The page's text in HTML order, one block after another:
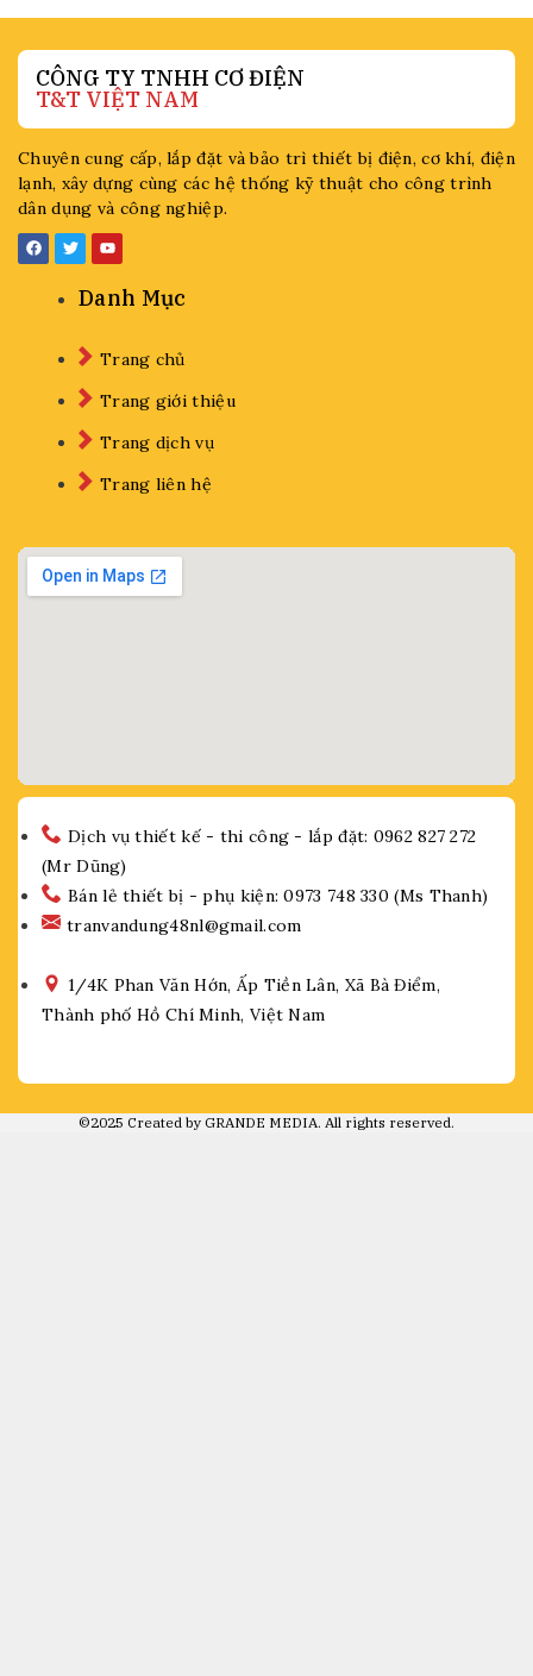
CÔNG TY TNHH CƠ ĐIỆN
T&T VIỆT NAM
Chuyên cung cấp, lắp đặt và bảo trì thiết bị điện, cơ khí, điện
lạnh, xây dựng cùng các hệ thống kỹ thuật cho công trình
dân dụng và công nghiệp.
Danh Mục
Trang chủ
Trang giới thiệu
Trang dịch vụ
Trang liên hệ
Dịch vụ thiết kế - thi công - lắp đặt: 0962 827 272
(Mr Dũng)
Bán lẻ thiết bị - phụ kiện: 0973 748 330 (Ms Thanh)
tranvandung48nl@gmail.com
1/4K Phan Văn Hớn, Ấp Tiền Lân, Xã Bà Điểm,
Thành phố Hồ Chí Minh, Việt Nam
©2025 Created by GRANDE MEDIA. All rights reserved.